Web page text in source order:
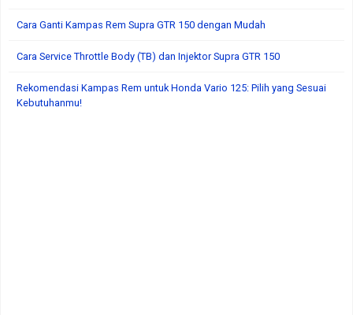
Cara Ganti Kampas Rem Supra GTR 150 dengan Mudah
Cara Service Throttle Body (TB) dan Injektor Supra GTR 150
Rekomendasi Kampas Rem untuk Honda Vario 125: Pilih yang Sesuai
Kebutuhanmu!